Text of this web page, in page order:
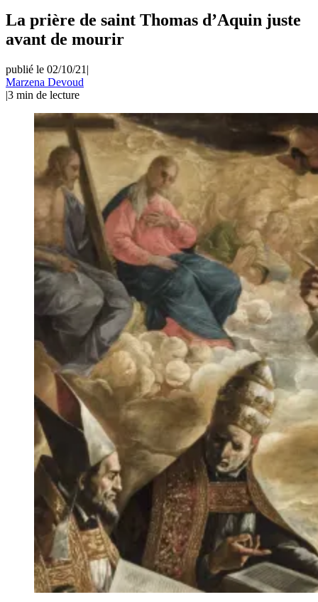
La prière de saint Thomas d’Aquin juste
avant de mourir
publié le 02/10/21 |
Marzena Devoud
|3 min de lecture